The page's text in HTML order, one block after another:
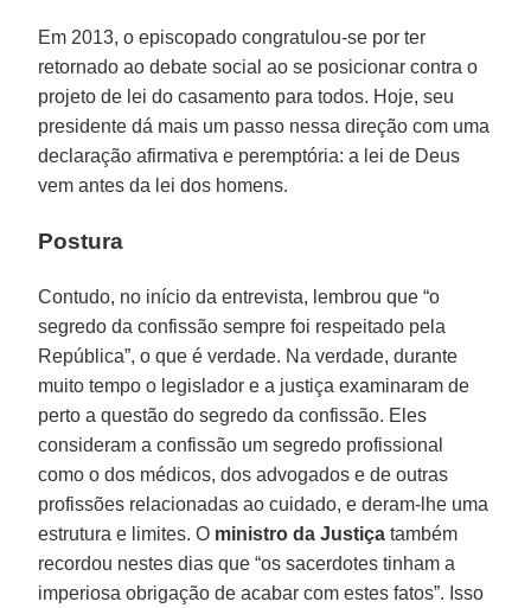
Em 2013, o episcopado congratulou-se por ter
retornado ao debate social ao se posicionar contra o
projeto de lei do casamento para todos. Hoje, seu
presidente dá mais um passo nessa direção com uma
declaração afirmativa e peremptória: a lei de Deus
vem antes da lei dos homens.
Postura
Contudo, no início da entrevista, lembrou que “o
segredo da confissão sempre foi respeitado pela
República”, o que é verdade. Na verdade, durante
muito tempo o legislador e a justiça examinaram de
perto a questão do segredo da confissão. Eles
consideram a confissão um segredo profissional
como o dos médicos, dos advogados e de outras
profissões relacionadas ao cuidado, e deram-lhe uma
estrutura e limites. O ministro da Justiça também
recordou nestes dias que “os sacerdotes tinham a
imperiosa obrigação de acabar com estes fatos”. Isso